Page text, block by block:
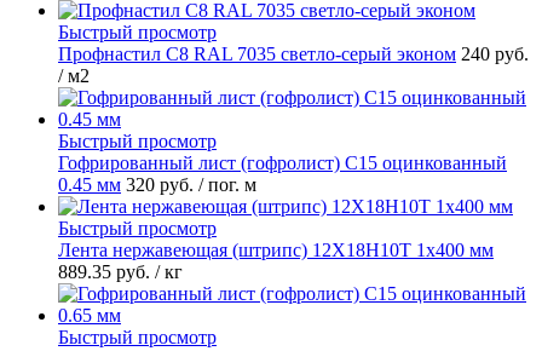
Быстрый просмотр
Профнастил С8 RAL 7035 светло-серый эконом 240 руб.
/ м2
Быстрый просмотр
Гофрированный лист (гофролист) С15 оцинкованный
0.45 мм 320 руб. / пог. м
Быстрый просмотр
Лента нержавеющая (штрипс) 12Х18Н10Т 1х400 мм
889.35 руб. / кг
Быстрый просмотр